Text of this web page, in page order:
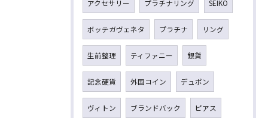
アクセサリー プラチナリング SEIKO
ボッテガヴェネタ プラチナ リング
生前整理 ティファニー 銀貨
記念硬貨 外国コイン デュポン
ヴィトン ブランドバック ピアス